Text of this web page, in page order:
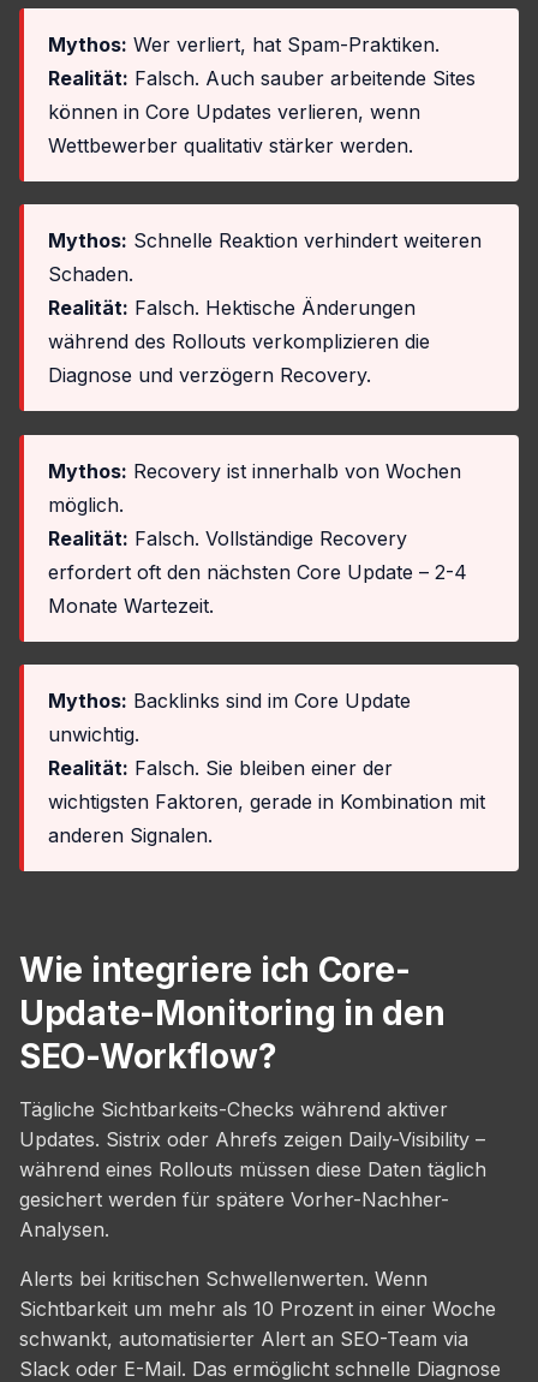
Mythos: Wer verliert, hat Spam-Praktiken.
Realität: Falsch. Auch sauber arbeitende Sites
können in Core Updates verlieren, wenn
Wettbewerber qualitativ stärker werden.
Mythos: Schnelle Reaktion verhindert weiteren
Schaden.
Realität: Falsch. Hektische Änderungen
während des Rollouts verkomplizieren die
Diagnose und verzögern Recovery.
Mythos: Recovery ist innerhalb von Wochen
möglich.
Realität: Falsch. Vollständige Recovery
erfordert oft den nächsten Core Update – 2-4
Monate Wartezeit.
Mythos: Backlinks sind im Core Update
unwichtig.
Realität: Falsch. Sie bleiben einer der
wichtigsten Faktoren, gerade in Kombination mit
anderen Signalen.
Wie integriere ich Core-
Update-Monitoring in den
SEO-Workflow?
Tägliche Sichtbarkeits-Checks während aktiver
Updates. Sistrix oder Ahrefs zeigen Daily-Visibility –
während eines Rollouts müssen diese Daten täglich
gesichert werden für spätere Vorher-Nachher-
Analysen.
Alerts bei kritischen Schwellenwerten. Wenn
Sichtbarkeit um mehr als 10 Prozent in einer Woche
schwankt, automatisierter Alert an SEO-Team via
Slack oder E-Mail. Das ermöglicht schnelle Diagnose